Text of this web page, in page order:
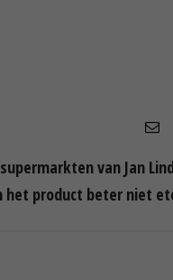
van Jan
het product beter niet